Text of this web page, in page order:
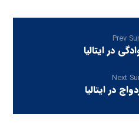
Prev
در ایتالیا
Next
در ایتالیا